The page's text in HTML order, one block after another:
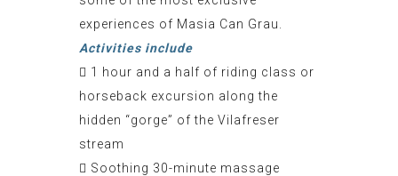
experiences of Masia Can Grau.
Activities include
 1 hour and a half of riding class or
horseback excursion along the
hidden “gorge” of the Vilafreser
stream
 Soothing 30-minute massage